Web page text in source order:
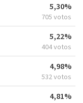
5,30%
705 votos
5,22%
404 votos
4,98%
532 votos
4,81%